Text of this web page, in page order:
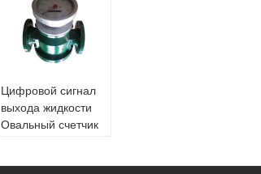
Цифровой сигнал
выхода жидкости
Овальный счетчик